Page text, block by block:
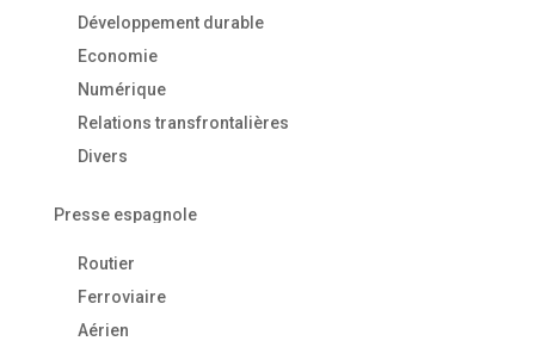
Développement durable
Economie
Numérique
Relations transfrontalières
Divers
Presse espagnole
Routier
Ferroviaire
Aérien